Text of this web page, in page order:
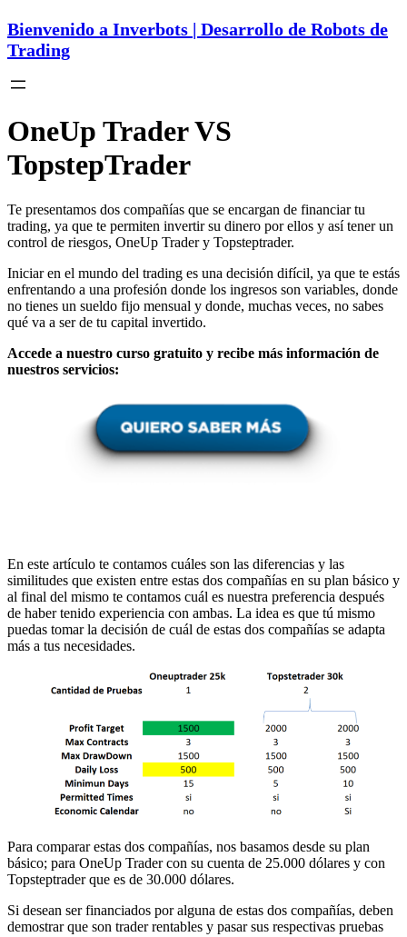
Bienvenido a Inverbots | Desarrollo de Robots de
Trading
OneUp Trader VS
TopstepTrader
Te presentamos dos compañías que se encargan de financiar tu
trading, ya que te permiten invertir su dinero por ellos y así tener un
control de riesgos, OneUp Trader y Topsteptrader.
Iniciar en el mundo del trading es una decisión difícil, ya que te estás
enfrentando a una profesión donde los ingresos son variables, donde
no tienes un sueldo fijo mensual y donde, muchas veces, no sabes
qué va a ser de tu capital invertido.
Accede a nuestro curso gratuito y recibe más información de
nuestros servicios:
En este artículo te contamos cuáles son las diferencias y las
similitudes que existen entre estas dos compañías en su plan básico y
al final del mismo te contamos cuál es nuestra preferencia después
de haber tenido experiencia con ambas. La idea es que tú mismo
puedas tomar la decisión de cuál de estas dos compañías se adapta
más a tus necesidades.
Para comparar estas dos compañías, nos basamos desde su plan
básico; para OneUp Trader con su cuenta de 25.000 dólares y con
Topsteptrader que es de 30.000 dólares.
Si desean ser financiados por alguna de estas dos compañías, deben
demostrar que son trader rentables y pasar sus respectivas pruebas